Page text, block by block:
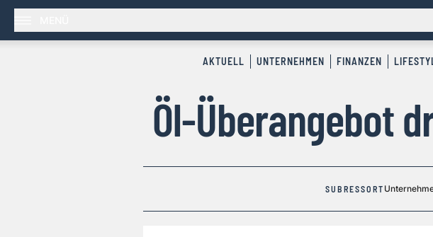
AKTUELL UNTERNEHMEN FINANZEN
Öl-Überangebot
SUBRESSORT